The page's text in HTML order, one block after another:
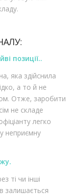
позиції..
яка здійснила
а то й не
Отже, заробити
не складе
легко
неприємну
ті чи інші
залишається